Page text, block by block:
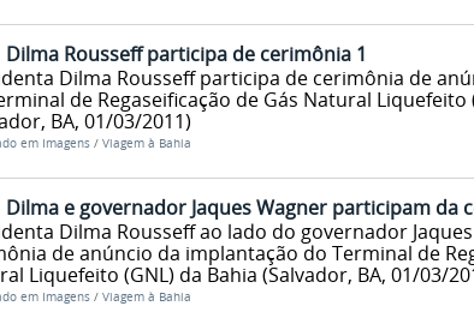
Dilma Rousseff participa de cerimônia 1
Dilma Rousseff participa de cerimônia de
de Regaseificação de Gás Natural Liquefeito
BA, 01/03/2011)
em Imagens / Viagem à Bahia
Dilma e governador Jaques Wagner participam da
Dilma Rousseff ao lado do governador
de anúncio da implantação do Terminal de
Liquefeito (GNL) da Bahia (Salvador, BA, 01/03/
em Imagens / Viagem à Bahia